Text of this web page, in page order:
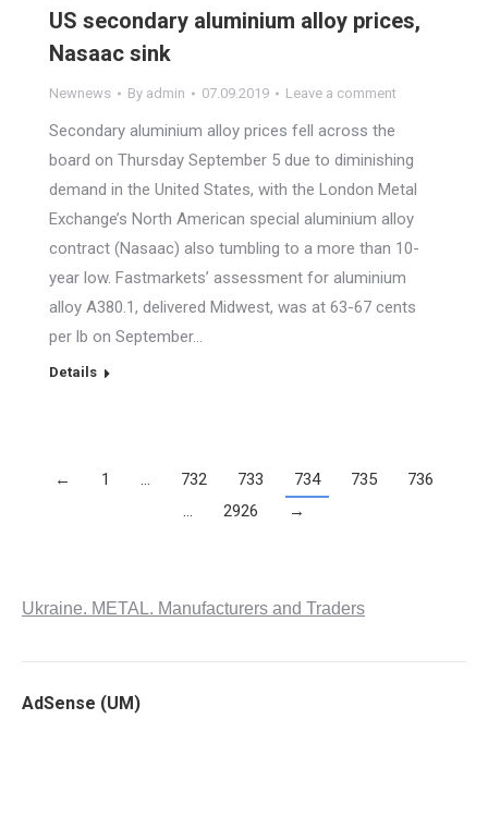
US secondary aluminium alloy prices,
Nasaac sink
Newnews By admin 07.09.2019 Leave a comment
Secondary aluminium alloy prices fell across the
board on Thursday September 5 due to diminishing
demand in the United States, with the London Metal
Exchange’s North American special aluminium alloy
contract (Nasaac) also tumbling to a more than 10-
year low. Fastmarkets’ assessment for aluminium
alloy A380.1, delivered Midwest, was at 63-67 cents
per lb on September…
Details
← 1 … 732 733 734 735
736
…
2926 →
Ukraine. METAL. Manufacturers and Traders
AdSense (UM)